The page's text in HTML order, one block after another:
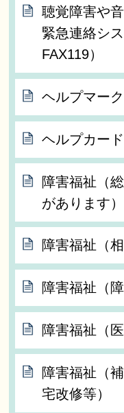
聴覚障害や
緊急連絡シ
FAX119）
ヘルプマー
ヘルプカード
障害福祉（
があります）
障害福祉（相
障害福祉（
障害福祉（
障害福祉（
宅改修等）